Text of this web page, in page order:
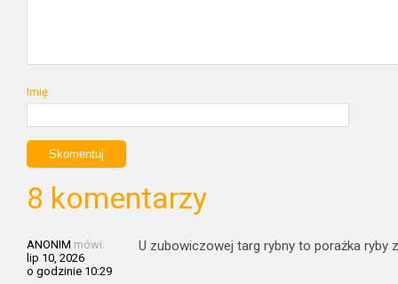
Imię
8 komentarzy
ANONIM mówi:
lip 10, 2026
o godzinie 10:29
U zubowiczowej targ rybny to porażka ryby